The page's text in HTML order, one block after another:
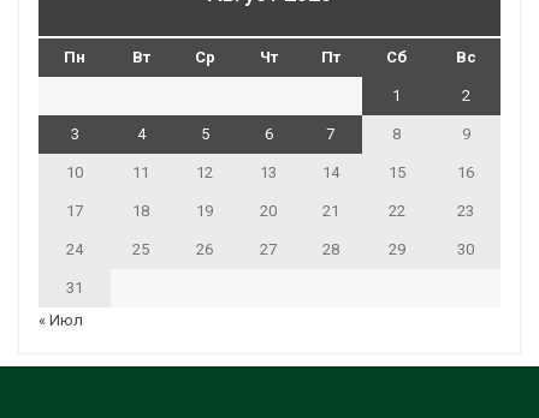
Пн Вт Ср Чт Пт Сб Вс
1 2
3 4 5 6 7 8 9
10 11 12 13 14 15 16
17 18 19 20 21 22 23
24 25 26 27 28 29 30
31
« Июл